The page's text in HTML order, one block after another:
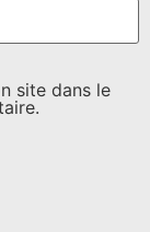
site dans le